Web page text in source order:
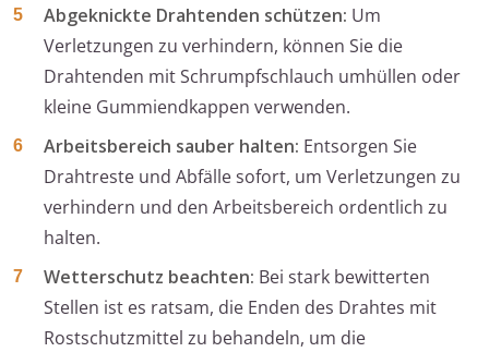
Abgeknickte Drahtenden schützen: Um
Verletzungen zu verhindern, können Sie die
Drahtenden mit Schrumpfschlauch umhüllen oder
kleine Gummiendkappen verwenden.
Arbeitsbereich sauber halten: Entsorgen Sie
Drahtreste und Abfälle sofort, um Verletzungen zu
verhindern und den Arbeitsbereich ordentlich zu
halten.
Wetterschutz beachten: Bei stark bewitterten
Stellen ist es ratsam, die Enden des Drahtes mit
Rostschutzmittel zu behandeln, um die